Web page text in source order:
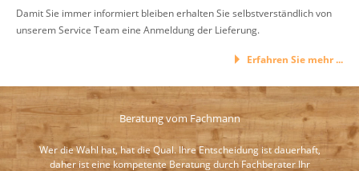
Damit Sie immer informiert bleiben erhalten Sie selbstverständlich von
unserem Service Team eine Anmeldung der Lieferung.
Erfahren Sie mehr ...
Beratung vom Fachmann
Wer die Wahl hat, hat die Qual. Ihre Entscheidung ist dauerhaft,
daher ist eine kompetente Beratung durch Fachberater Ihr